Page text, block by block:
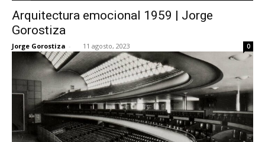
Arquitectura emocional 1959 | Jorge
Gorostiza
Jorge Gorostiza - 11 agosto, 2023 0